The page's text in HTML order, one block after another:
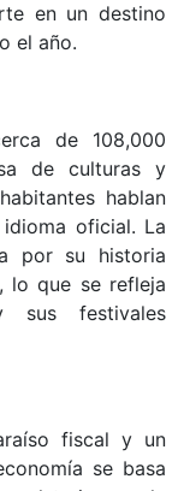
en un destino
el año.
de 108,000
de culturas y
hablan
oficial. La
por su historia
lo que se refleja
sus festivales
fiscal y un
se basa